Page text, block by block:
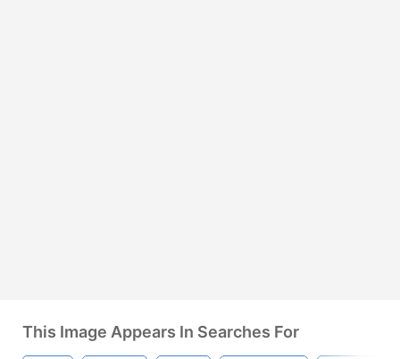
This Image Appears In Searches For